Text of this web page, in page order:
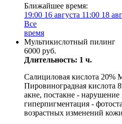
Ближайшее время:
19:00 16 августа 11:00 18
Все
время
Мультикислотный пилинг
6000 руб.
Длительность: 1 ч.
Салициловая кислота 20%
Пировиноградная кислота
акне, постакне -
гиперпигментация -
возрастных изменений кожи